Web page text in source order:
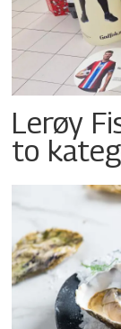
Lerøy
to